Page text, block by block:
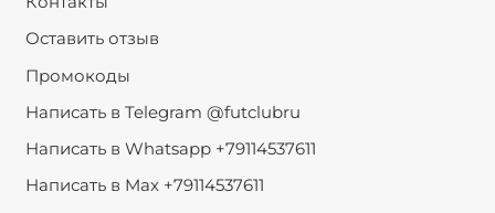
Оставить отзыв
Промокоды
Написать в Telegram @futclubru
Написать в Whatsapp +79114537611
Написать в Max +79114537611